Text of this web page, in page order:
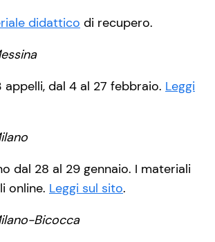
didattico di recupero.
dal 4 al 27 febbraio. Leggi
dal 28 al 29 gennaio. I materiali
online. Leggi sul sito.
Bicocca